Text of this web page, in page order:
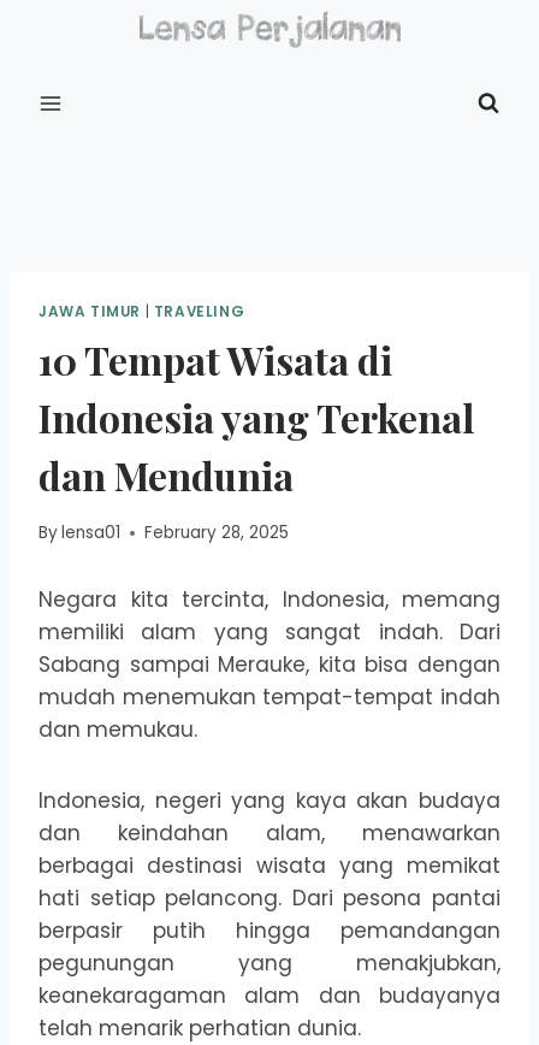
JAWA TIMUR | TRAVELING
10 Tempat Wisata di
Indonesia yang Terkenal
dan Mendunia
Bylensa01 February 28, 2025
Negara kita tercinta, Indonesia, memang
memiliki alam yang sangat indah. Dari
Sabang sampai Merauke, kita bisa dengan
mudah menemukan tempat-tempat indah
dan memukau.
Indonesia, negeri yang kaya akan budaya
dan keindahan alam, menawarkan
berbagai destinasi wisata yang memikat
hati setiap pelancong. Dari pesona pantai
berpasir putih hingga pemandangan
pegunungan yang menakjubkan,
keanekaragaman alam dan budayanya
telah menarik perhatian dunia.